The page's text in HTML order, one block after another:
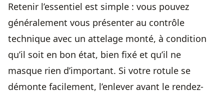
Retenir l’essentiel est simple : vous pouvez
généralement vous présenter au contrôle
technique avec un attelage monté, à condition
qu’il soit en bon état, bien fixé et qu’il ne
masque rien d’important. Si votre rotule se
démonte facilement, l’enlever avant le rendez-